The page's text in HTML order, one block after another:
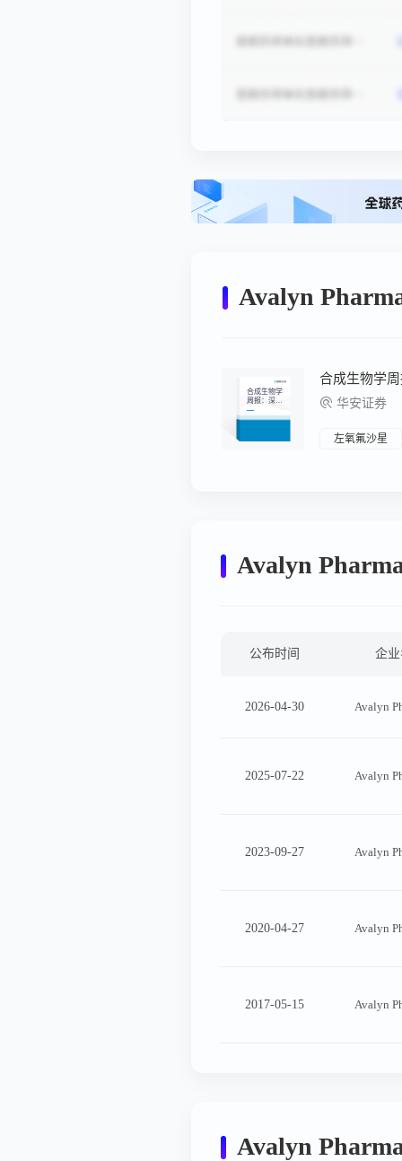
Avalyn
合成生物学
周报：深圳
立法护航合
成生物抢占
华安证券
左氧氟沙星
Avalyn
公布时间 企
2026-04-30 Avalyn
2025-07-22 Avalyn
2023-09-27 Avalyn
2020-04-27 Avalyn
2017-05-15 Avalyn
Avalyn